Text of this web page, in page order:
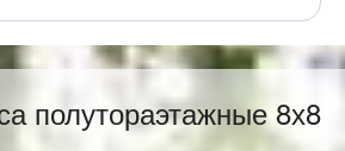
полутораэтажные 8х8